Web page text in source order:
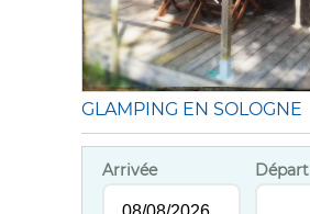
GLAMPING EN SOLOGNE
Arrivée Départ